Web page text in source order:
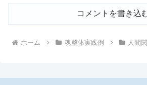
コメントを書き込
ホーム 魂整体実践例 人間